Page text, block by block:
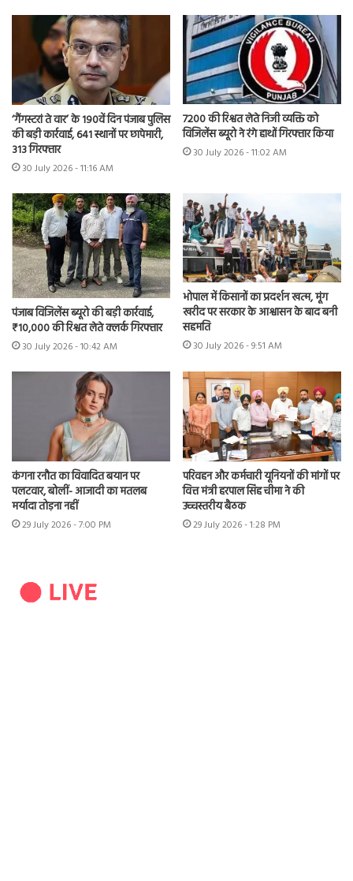
‘गैंगस्टरां ते वार’ के 190वें दिन पंजाब पुलिस
की बड़ी कार्रवाई, 641 स्थानों पर छापेमारी,
313 गिरफ्तार
30 July 2026 - 11:16 AM
7200 की रिश्वत लेते निजी व्यक्ति को
विजिलेंस ब्यूरो ने रंगे हाथों गिरफ्तार किया
30 July 2026 - 11:02 AM
पंजाब विजिलेंस ब्यूरो की बड़ी कार्रवाई,
₹10,000 की रिश्वत लेते क्लर्क गिरफ्तार
30 July 2026 - 10:42 AM
भोपाल में किसानों का प्रदर्शन खत्म, मूंग
खरीद पर सरकार के आश्वासन के बाद बनी
सहमति
30 July 2026 - 9:51 AM
कंगना रनौत का विवादित बयान पर
पलटवार, बोलीं- आजादी का मतलब
मर्यादा तोड़ना नहीं
29 July 2026 - 7:00 PM
परिवहन और कर्मचारी यूनियनों की मांगों पर
वित्त मंत्री हरपाल सिंह चीमा ने की
उच्चस्तरीय बैठक
29 July 2026 - 1:28 PM